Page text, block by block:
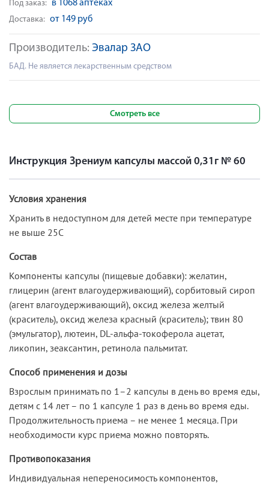
Производитель: Эвалар ЗАО
БАД. Не является лекарственным средством
Под заказ: в 1068 аптеках
Доставка: от 149 руб
Смотреть все
Инструкция Зрениум капсулы массой 0,31г № 60
Условия хранения
Хранить в недоступном для детей месте при температуре
не выше 25С
Состав
Компоненты капсулы (пищевые добавки): желатин,
глицерин (агент влагоудерживающий), сорбитовый сироп
(агент влагоудерживающий), оксид железа желтый
(краситель), оксид железа красный (краситель); твин 80
(эмульгатор), лютеин, DL-альфа-токоферола ацетат,
ликопин, зеаксантин, ретинола пальмитат.
Способ применения и дозы
Взрослым принимать по 1–2 капсулы в день во время еды,
детям с 14 лет – по 1 капсуле 1 раз в день во время еды.
Продолжительность приема – не менее 1 месяца. При
необходимости курс приема можно повторять.
Противопоказания
Индивидуальная непереносимость компонентов,